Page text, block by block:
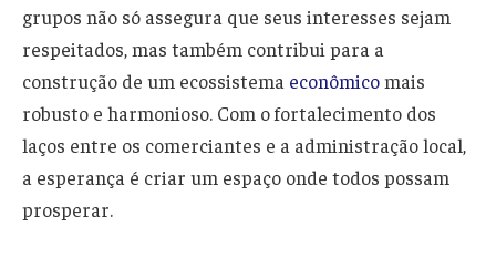
grupos não só assegura que seus interesses sejam
respeitados, mas também contribui para a
construção de um ecossistema econômicomais
robusto e harmonioso. Com o fortalecimento dos
laços entre os comerciantes e a administração local,
a esperança é criar um espaço onde todos possam
prosperar.